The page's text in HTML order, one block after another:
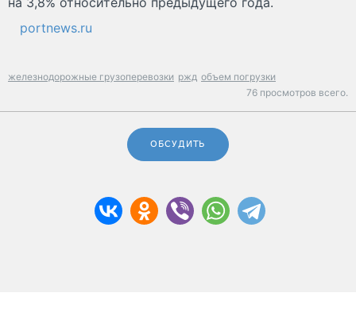
portnews.ru
железнодорожные грузоперевозки ржд объем погрузки
76 просмотров всего.
ОБСУДИТЬ